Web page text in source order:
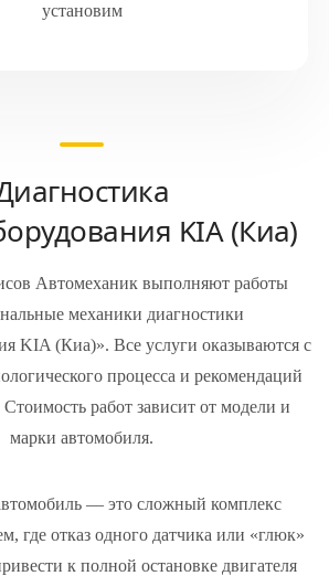
установим
KIA (Киа)
Автомеханик выполняют работы
механики диагностики
KIA (Киа)». Все услуги оказываются с
процесса и рекомендаций
работ зависит от модели и
марки автомобиля.
— это сложный комплекс
где отказ одного датчика или «глюк»
к полной остановке двигателя